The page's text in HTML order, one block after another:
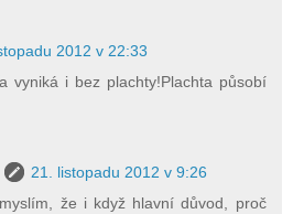
2012 v 22:33
vyniká i bez plachty!Plachta působí
21. listopadu 2012 v 9:26
že i když hlavní důvod, proč